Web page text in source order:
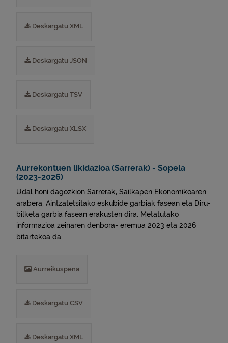
Deskargatu XML
Deskargatu JSON
Deskargatu TSV
Deskargatu XLSX
Aurrekontuen likidazioa (Sarrerak) - Sopela
(2023-2026)
Udal honi dagozkion Sarrerak, Sailkapen Ekonomikoaren
arabera, Aintzatetsitako eskubide garbiak fasean eta Diru-
bilketa garbia fasean erakusten dira. Metatutako
informazioa zeinaren denbora- eremua 2023 eta 2026
bitartekoa da.
Aurreikuspena
Deskargatu CSV
Deskargatu XML